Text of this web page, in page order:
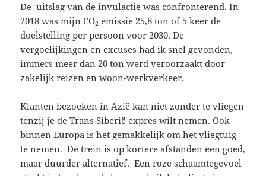
De uitslag van de invulactie was confronterend. In
2018 was mijn CO2 emissie 25,8 ton of 5 keer de
doelstelling per persoon voor 2030. De
vergoelijkingen en excuses had ik snel gevonden,
immers meer dan 20 ton werd veroorzaakt door
zakelijk reizen en woon-werkverkeer.
Klanten bezoeken in Azië kan niet zonder te vliegen
tenzij je de Trans Siberië expres wilt nemen. Ook
binnen Europa is het gemakkelijk om het vliegtuig
te nemen. De trein is op kortere afstanden een goed,
maar duurder alternatief. Een roze schaamtegevoel